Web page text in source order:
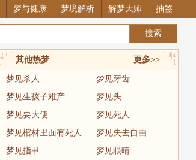
梦与健康 梦境解析 解梦大师 抽签
更多>>
其他热梦
梦见杀人
梦见牙齿
梦见生孩子难产
梦见头
梦见要大便
梦见死人
梦见棺材里面有死人
梦见失去自由
梦见指甲
梦见眼睛